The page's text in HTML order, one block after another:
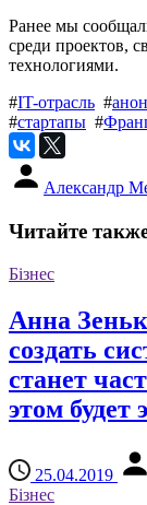
Ранее мы
среди проектов,
технологиями.
#IT-отрасль #
#стартапы #
Александр
Читайте
Бізнес
Анна
создать
станет
этом будет
25.04.2019
Бізнес